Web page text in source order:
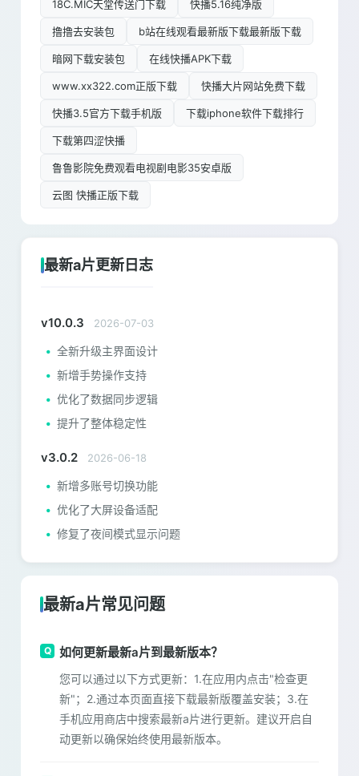
18C.MIC天堂传送门下载 快播5.16纯净版
撸撸去安装包 b站在线观看最新版下载最新版下载
暗网下载安装包 在线快播APK下载
www.xx322.com正版下载 快播大片网站免费下载
快播3.5官方下载手机版 下载iphone软件下载排行
下载第四涩快播
鲁鲁影院免费观看电视剧电影35安卓版
云图 快播正版下载
最新a片更新日志
v10.0.3 2026-07-03
全新升级主界面设计
新增手势操作支持
优化了数据同步逻辑
提升了整体稳定性
v3.0.2 2026-06-18
新增多账号切换功能
优化了大屏设备适配
修复了夜间模式显示问题
最新a片常见问题
如何更新最新a片到最新版本？
您可以通过以下方式更新：1.在应用内点击"检查更
新"；2.通过本页面直接下载最新版覆盖安装；3.在
手机应用商店中搜索最新a片进行更新。建议开启自
动更新以确保始终使用最新版本。